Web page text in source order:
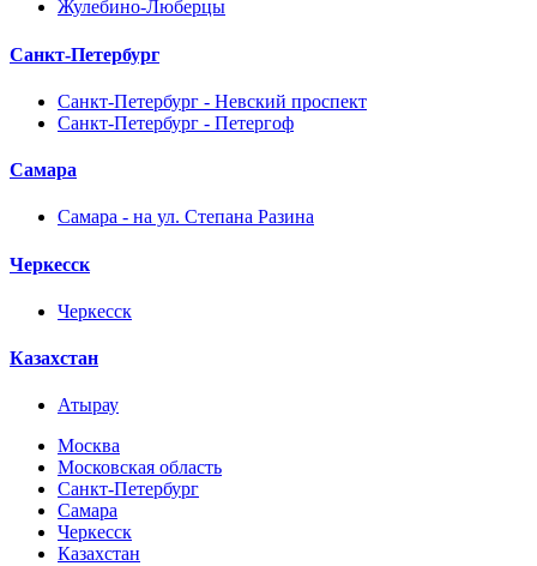
Жулебино-Люберцы
Санкт-Петербург
Санкт-Петербург - Невский проспект
Санкт-Петербург - Петергоф
Самара
Самара - на ул. Степана Разина
Черкесск
Черкесск
Казахстан
Атырау
Москва
Московская область
Санкт-Петербург
Самара
Черкесск
Казахстан